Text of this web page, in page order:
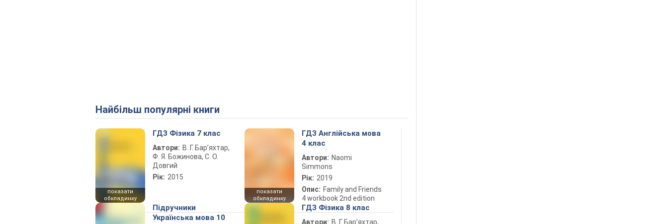
Найбільш популярні книги
показати
обкладинку
ГДЗ Фізика 7 клас
Автори: В. Г. Бар’яхтар,
Ф. Я. Божинова, С. О.
Довгий
Рік: 2015
показати
обкладинку
ГДЗ Англійська мова
4 клас
Автори: Naomi
Simmons
Рік: 2019
Опис: Family and Friends
4 workbook 2nd edition
Підручники
Українська мова 10
ГДЗ Фізика 8 клас
Автори: В. Г. Бар’яхтар,